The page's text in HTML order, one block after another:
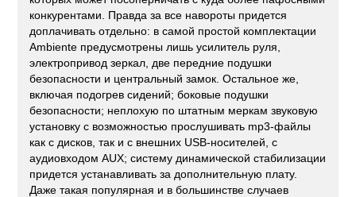
конкурентами. Правда за все навороты придется
доплачивать отдельно: в самой простой комплектации
Ambiente предусмотрены лишь усилитель руля,
электропривод зеркал, две передние подушки
безопасности и центральный замок. Остальное же,
включая подогрев сидений; боковые подушки
безопасности; неплохую по штатным меркам звуковую
установку с возможностью прослушивать mp3-файлы
как с дисков, так и с внешних USB-носителей, с
аудиовходом AUX; систему динамической стабилизации
придется устанавливать за дополнительную плату.
Даже такая популярная и в большинстве случаев